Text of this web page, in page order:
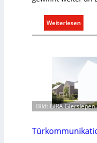
f
s
e
n
r
g
Weiterlesen
A
b
e
E
Bild: GIRA